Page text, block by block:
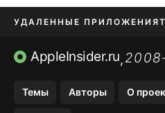
УДАЛЕННЫЕ ПРИЛОЖЕНИЯ
ПРИЛОЖЕНИЯ БЕЗ APP STORE
AppleInsider.ru,
Темы Авторы О